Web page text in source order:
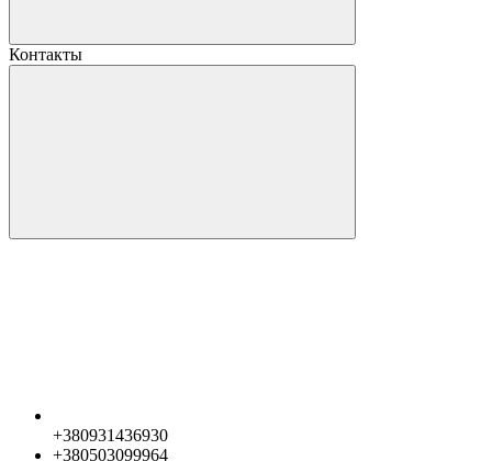
Контакты
+380931436930
+380503099964